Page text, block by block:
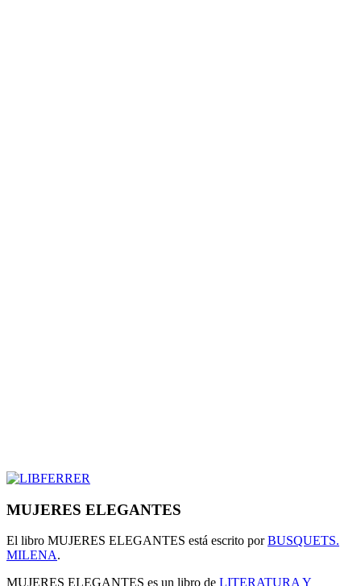
MUJERES ELEGANTES
El libro MUJERES ELEGANTES está escrito porBUSQUETS.
MILENA.
MUJERES ELEGANTES es un libro de LITERATURA Y